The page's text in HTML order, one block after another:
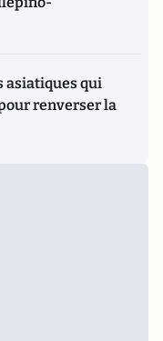
asiatiques qui
renverser la